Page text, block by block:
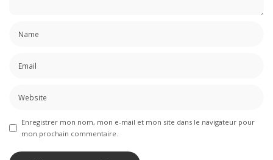
Enregistrer mon nom, mon e-mail et mon site dans le navigateur pour
mon prochain commentaire.